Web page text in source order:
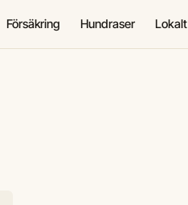
Försäkring Hundraser Lokalt